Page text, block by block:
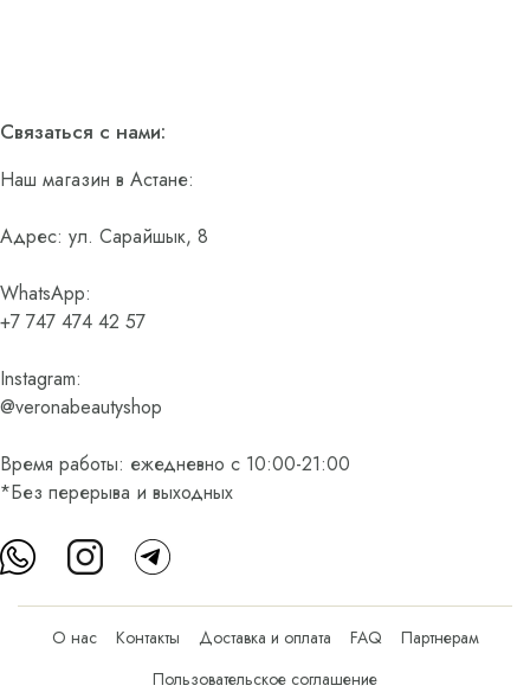
Связаться с нами:
Наш магазин в Астане:
Адрес: ул. Сарайшык, 8
WhatsApp:
+7 747 474 42 57
Instagram:
@veronabeautyshop
Время работы: ежедневно с 10:00-21:00
*Без перерыва и выходных
О нас Контакты Доставка и оплата FAQ
Партнерам
Пользовательское соглашение